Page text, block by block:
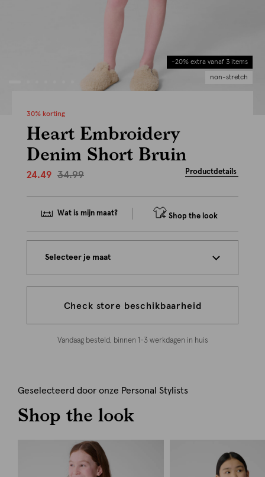
-20% extra vanaf 3 items
non-stretch
30% korting
Heart Embroidery
Denim Short Bruin
24.49 34.99 Productdetails
Wat is mijn maat? Shop the look
Selecteer je maat
Check store beschikbaarheid
Vandaag besteld, binnen 1-3 werkdagen in huis
Geselecteerd door onze Personal Stylists
Shop the look